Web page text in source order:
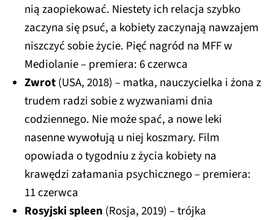
nią zaopiekować. Niestety ich relacja szybko
zaczyna się psuć, a kobiety zaczynają nawzajem
niszczyć sobie życie. Pięć nagród na MFF w
Mediolanie – premiera: 6 czerwca
Zwrot(USA, 2018) – matka, nauczycielka i żona z
trudem radzi sobie z wyzwaniami dnia
codziennego. Nie może spać, a nowe leki
nasenne wywołują u niej koszmary. Film
opowiada o tygodniu z życia kobiety na
krawędzi załamania psychicznego – premiera:
11 czerwca
Rosyjski spleen (Rosja, 2019)– trójka